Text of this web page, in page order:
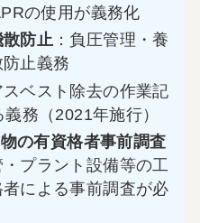
の使用が義務化
防止 ：負圧管理・養
止義務
スベスト除去の作業記
務（2021年施行）
の有資格者事前調査
プラント設備等の工
による事前調査が必